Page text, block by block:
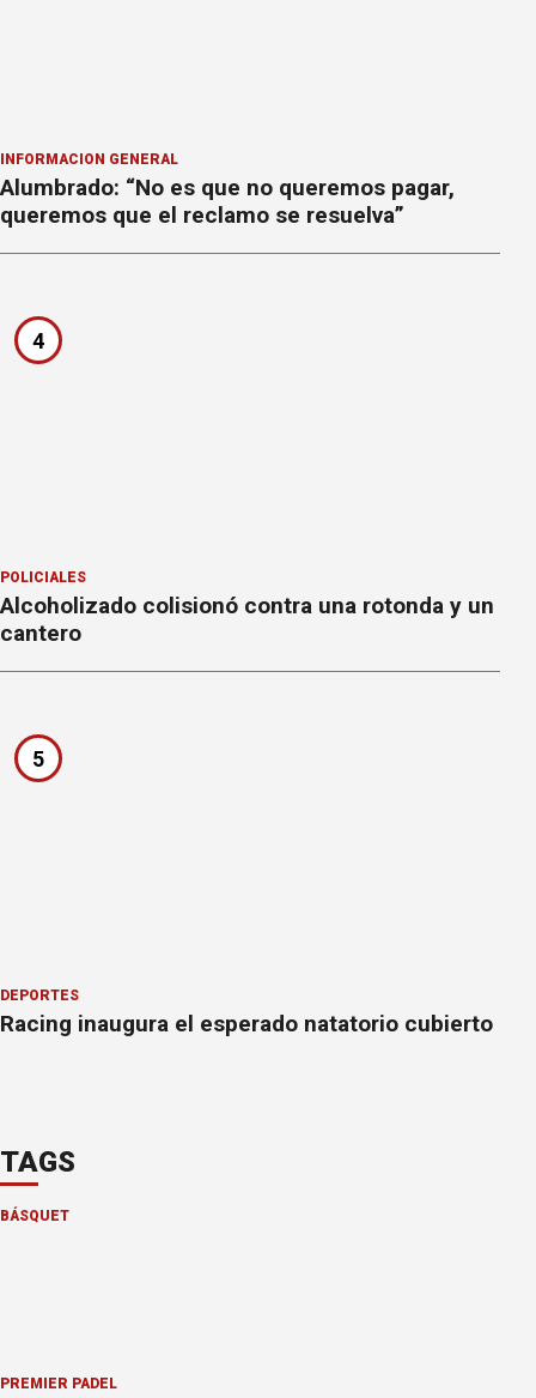
INFORMACION GENERAL
Alumbrado: “No es que no queremos pagar,
queremos que el reclamo se resuelva”
4
POLICIALES
Alcoholizado colisionó contra una rotonda y un
cantero
5
DEPORTES
Racing inaugura el esperado natatorio cubierto
TAGS
BÁSQUET
PREMIER PÁDEL